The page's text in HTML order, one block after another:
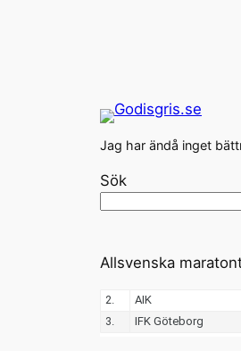
Jag har ändå inget
Sök
Allsvenska